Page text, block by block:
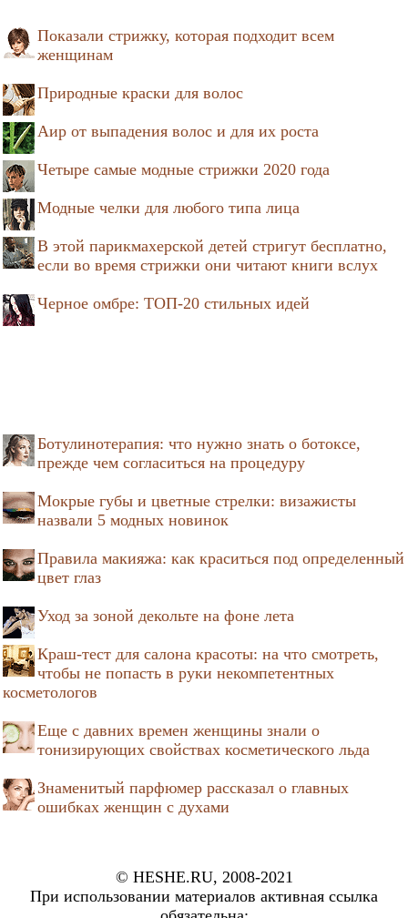
Показали стрижку, которая подходит всем
женщинам
Природные краски для волос
Аир от выпадения волос и для их роста
Четыре самые модные стрижки 2020 года
Модные челки для любого типа лица
В этой парикмахерской детей стригут бесплатно,
если во время стрижки они читают книги вслух
Черное омбре: ТОП-20 стильных идей
Ботулинотерапия: что нужно знать о ботоксе,
прежде чем согласиться на процедуру
Мокрые губы и цветные стрелки: визажисты
назвали 5 модных новинок
Правила макияжа: как краситься под определенный
цвет глаз
Уход за зоной декольте на фоне лета
Краш-тест для салона красоты: на что смотреть,
чтобы не попасть в руки некомпетентных
косметологов
Еще с давних времен женщины знали о
тонизирующих свойствах косметического льда
Знаменитый парфюмер рассказал о главных
ошибках женщин с духами
© HESHE.RU, 2008-2021
При использовании материалов активная ссылка